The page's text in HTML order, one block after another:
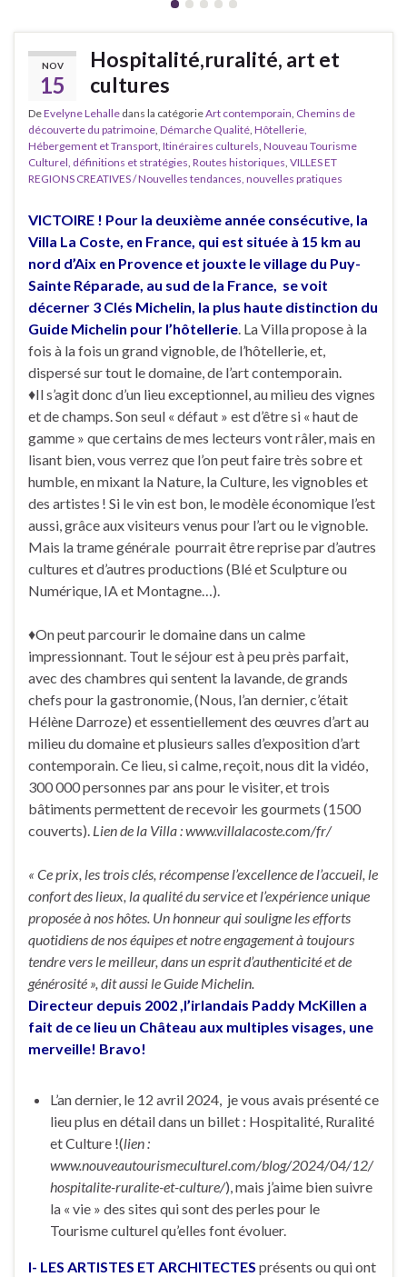
NOV
15
Hospitalité,ruralité, art et
cultures
DeEvelyne Lehalle dans la catégorieArt contemporain, Chemins de
découverte du patrimoine, Démarche Qualité, Hôtellerie,
Hébergement et Transport, Itinéraires culturels, Nouveau Tourisme
Culturel, définitions et stratégies, Routes historiques, VILLES ET
REGIONS CREATIVES / Nouvelles tendances, nouvelles pratiques
VICTOIRE ! Pour la deuxième année consécutive, la
Villa La Coste, en France, qui est située à 15 km au
nord d’Aix en Provence et jouxte le village du Puy-
Sainte Réparade, au sud de la France, se voit
décerner 3 Clés Michelin, la plus haute distinction du
Guide Michelin pour l’hôtellerie. La Villa propose à la
fois à la fois un grand vignoble, de l’hôtellerie, et,
dispersé sur tout le domaine, de l’art contemporain.
♦Il s’agit donc d’un lieu exceptionnel, au milieu des vignes
et de champs. Son seul « défaut » est d’être si « haut de
gamme » que certains de mes lecteurs vont râler, mais en
lisant bien, vous verrez que l’on peut faire très sobre et
humble, en mixant la Nature, la Culture, les vignobles et
des artistes ! Si le vin est bon, le modèle économique l’est
aussi, grâce aux visiteurs venus pour l’art ou le vignoble.
Mais la trame générale pourrait être reprise par d’autres
cultures et d’autres productions (Blé et Sculpture ou
Numérique, IA et Montagne…).
♦On peut parcourir le domaine dans un calme
impressionnant. Tout le séjour est à peu près parfait,
avec des chambres qui sentent la lavande, de grands
chefs pour la gastronomie, (Nous, l’an dernier, c’était
Hélène Darroze) et essentiellement des œuvres d’art au
milieu du domaine et plusieurs salles d’exposition d’art
contemporain. Ce lieu, si calme, reçoit, nous dit la vidéo,
300 000 personnes par ans pour le visiter, et trois
bâtiments permettent de recevoir les gourmets (1500
couverts). Lien de la Villa : www.villalacoste.com/fr/
« Ce prix, les trois clés, récompense l’excellence de l’accueil, le
confort des lieux, la qualité du service et l’expérience unique
proposée à nos hôtes. Un honneur qui souligne les efforts
quotidiens de nos équipes et notre engagement à toujours
tendre vers le meilleur, dans un esprit d’authenticité et de
générosité », dit aussi le Guide Michelin.
Directeur depuis 2002 ,l’irlandais Paddy McKillen a
fait de ce lieu un Château aux multiples visages, une
merveille! Bravo!
L’an dernier, le 12 avril 2024, je vous avais présenté ce
lieu plus en détail dans un billet : Hospitalité, Ruralité
et Culture !(lien :
www.nouveautourismeculturel.com/blog/2024/04/12/
hospitalite-ruralite-et-culture/), mais j’aime bien suivre
la « vie » des sites qui sont des perles pour le
Tourisme culturel qu’elles font évoluer.
I- LES ARTISTES ET ARCHITECTES présents ou qui ont